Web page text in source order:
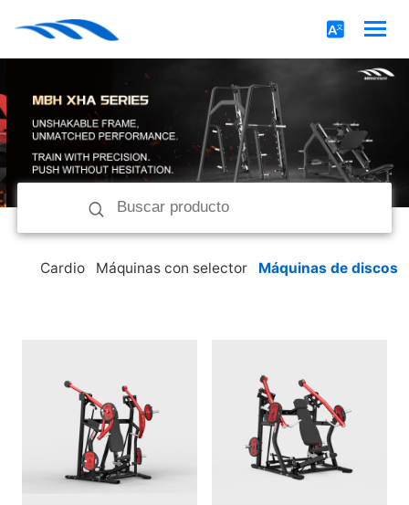
Cardio Máquinas con selector Máquinas de discos